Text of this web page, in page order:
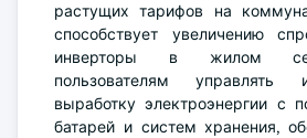
растущих тарифов на
способствует увеличению
инверторы в жилом
пользователям управлять
выработку электроэнергии с
батарей и систем хранения,